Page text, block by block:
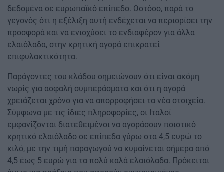
δεδομένα σε ευρωπαϊκό επίπεδο. Ωστόσο, παρά το
γεγονός ότι η εξέλιξη αυτή ενδέχεται να περιορίσει την
προσφορά και να ενισχύσει το ενδιαφέρον για άλλα
ελαιόλαδα, στην κρητική αγορά επικρατεί
επιφυλακτικότητα.
Παράγοντες του κλάδου σημειώνουν ότι είναι ακόμη
νωρίς για ασφαλή συμπεράσματα και ότι η αγορά
χρειάζεται χρόνο για να απορροφήσει τα νέα στοιχεία.
Σύμφωνα με τις ίδιες πληροφορίες, οι Ιταλοί
εμφανίζονται διατεθειμένοι να αγοράσουν ποιοτικό
κρητικό ελαιόλαδο σε επίπεδα γύρω στα 4,5 ευρώ το
κιλό, με την τιμή παραγωγού να κυμαίνεται σήμερα από
4,5 έως 5 ευρώ για τα πολύ καλά ελαιόλαδα. Πρόκειται